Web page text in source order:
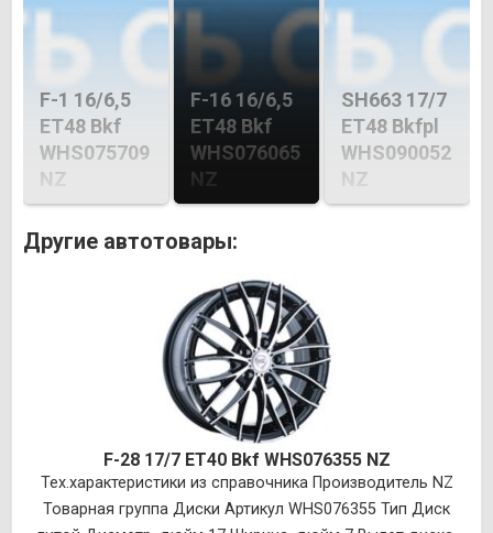
F-1 16/6,5
ET48 Bkf
WHS075709
NZ
F-16 16/6,5
ET48 Bkf
WHS076065
NZ
SH663 17/7
ET48 Bkfpl
WHS090052
NZ
Другие автотовары:
F-28 17/7 ET40 Bkf WHS076355 NZ
Тех.характеристики из справочника Производитель NZ
Товарная группа Диски Артикул WHS076355 Тип Диск